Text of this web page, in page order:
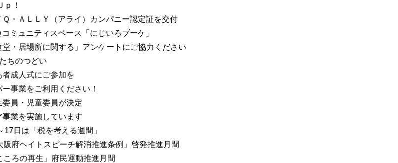
ｐ！
Ｑ・ＡＬＬＹ（アライ）カンパニー認定証を交付
コミュニティスペース「にじいろブーケ」
堂・居場所に関する」アンケートにご協力ください
ちのつどい
者成人式にご参加を
事業をご利用ください！
委員・児童委員が決定
事業を実施しています
17日は「税を考える週間」
阪府ヘイトスピーチ解消推進条例」啓発推進月間
ころの再生」府民運動推進月間